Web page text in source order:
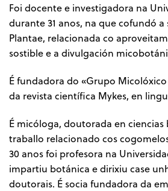
Foi docente e investigadora na
durante 31 anos, na que cofundó
Plantae, relacionada co
sostible e a divulgación
É fundadora do «Grupo Micolóxico
da revista científica Mykes, en
É micóloga, doutorada en ciencias
traballo relacionado cos
30 anos foi profesora na
impartiu botánica e dirixiu case
doutorais. É socia fundadora da